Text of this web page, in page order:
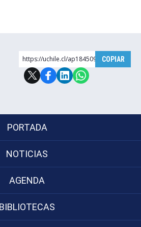
https://uchile.cl/ap184509 COPIAR
PORTADA
NOTICIAS
AGENDA
BIBLIOTECAS